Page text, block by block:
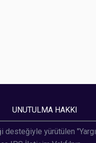
UNUTULMA HAKKI
desteğiyle yürütülen "Yargı